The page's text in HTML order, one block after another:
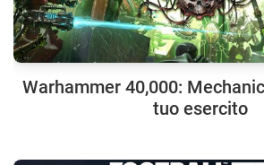
Warhammer 40,000:
tuo esercito